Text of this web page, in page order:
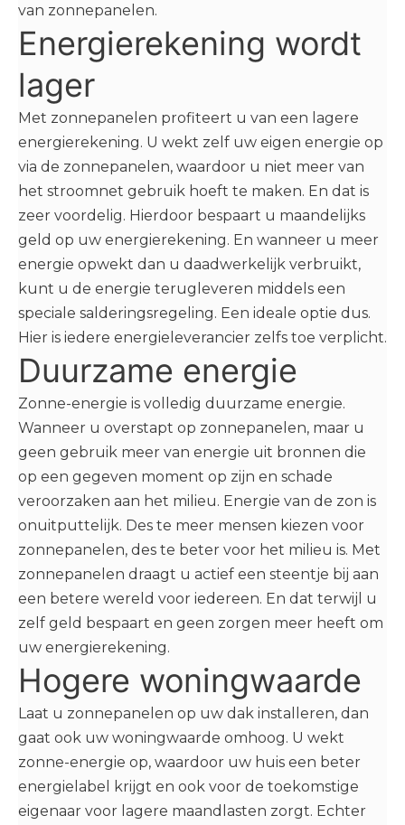
van zonnepanelen.
Energierekening wordt
lager
Met zonnepanelen profiteert u van een lagere
energierekening. U wekt zelf uw eigen energie op
via de zonnepanelen, waardoor u niet meer van
het stroomnet gebruik hoeft te maken. En dat is
zeer voordelig. Hierdoor bespaart u maandelijks
geld op uw energierekening. En wanneer u meer
energie opwekt dan u daadwerkelijk verbruikt,
kunt u de energie terugleveren middels een
speciale salderingsregeling. Een ideale optie dus.
Hier is iedere energieleverancier zelfs toe verplicht.
Duurzame energie
Zonne-energie is volledig duurzame energie.
Wanneer u overstapt op zonnepanelen, maar u
geen gebruik meer van energie uit bronnen die
op een gegeven moment op zijn en schade
veroorzaken aan het milieu. Energie van de zon is
onuitputtelijk. Des te meer mensen kiezen voor
zonnepanelen, des te beter voor het milieu is. Met
zonnepanelen draagt u actief een steentje bij aan
een betere wereld voor iedereen. En dat terwijl u
zelf geld bespaart en geen zorgen meer heeft om
uw energierekening.
Hogere woningwaarde
Laat u zonnepanelen op uw dak installeren, dan
gaat ook uw woningwaarde omhoog. U wekt
zonne-energie op, waardoor uw huis een beter
energielabel krijgt en ook voor de toekomstige
eigenaar voor lagere maandlasten zorgt. Echter